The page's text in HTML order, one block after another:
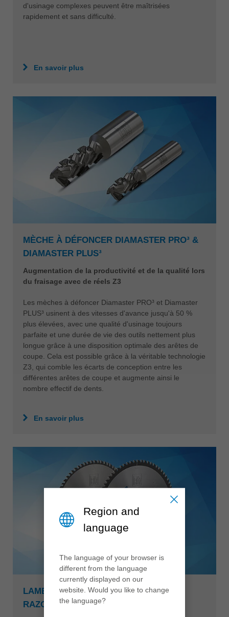
d'usinage complexes peuvent être maîtrisées
rapidement et sans difficulté.
En savoir plus
MÈCHE À DÉFONCER DIAMASTER PRO³ &
DIAMASTER PLUS³
Augmentation de la productivité et de la qualité lors
du fraisage avec de réels Z3
Les mèches à défoncer Diamaster PRO³ et Diamaster
PLUS³ usinent à des vitesses d'avance jusqu'à 50 %
plus élevées, avec une qualité d'usinage toujours
parfaite et une durée de vie des outils nettement plus
longue grâce à une disposition optimale des arêtes de
coupe. Cela est possible grâce à la véritable technologie
Z3, qui comble les écarts de conception entre les
différentes arêtes de coupe et augmente ainsi le
nombre effectif de dents.
En savoir plus
LAMES DE SCIES RAZORCUT ET
RAZORCUT PLUS
Region and
language
The language of your browser is
different from the language
currently displayed on our
website. Would you like to change
the language?